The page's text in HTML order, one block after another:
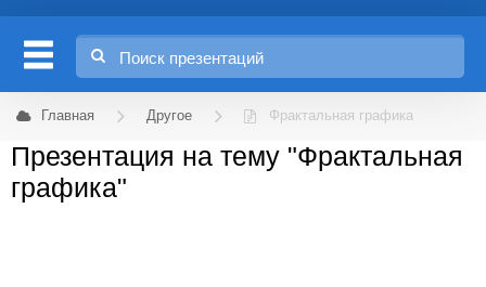
Главная Другое Фрактальная графика
Презентация на тему "Фрактальная
графика"